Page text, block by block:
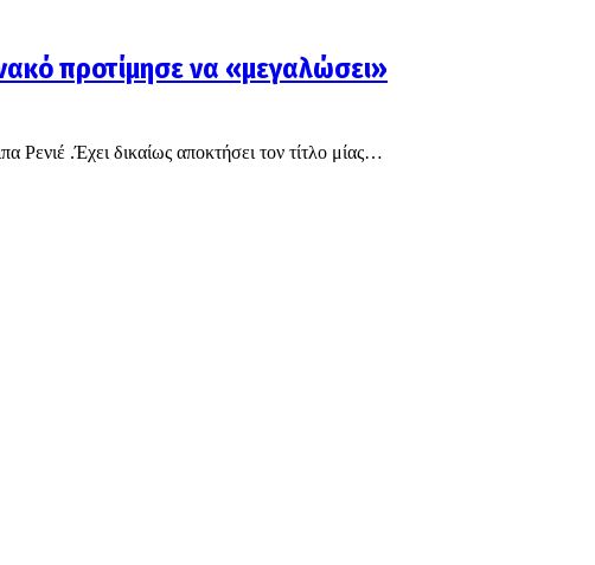
προτίμησε να «μεγαλώσει»
Ρενιέ .Έχει δικαίως αποκτήσει τον τίτλο μίας…